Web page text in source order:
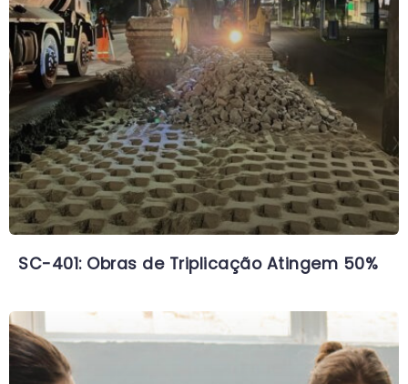
SC-401: Obras de Triplicação Atingem 50%